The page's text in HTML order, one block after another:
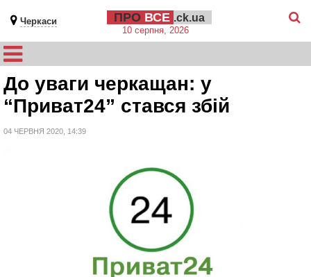
Черкаси ПРО ВСЕ .ck.ua
10 серпня, 2026
До уваги черкащан: у
“Приват24” стався збій
04 ЧЕРВНЯ 2020, 14:39